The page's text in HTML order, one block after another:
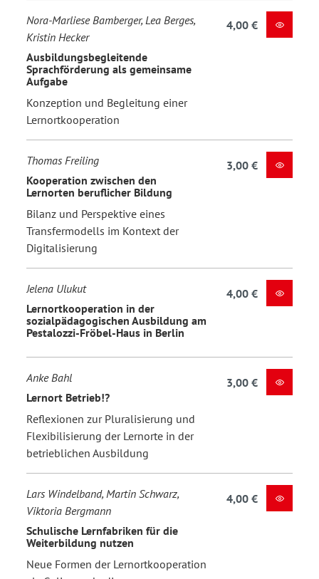
Nora-Marliese Bamberger, Lea Berges,
Kristin Hecker
Ausbildungsbegleitende
Sprachförderung als gemeinsame
Aufgabe
Konzeption und Begleitung einer
Lernortkooperation
4,00 €
Thomas Freiling
Kooperation zwischen den
Lernorten beruflicher Bildung
Bilanz und Perspektive eines
Transfermodells im Kontext der
Digitalisierung
3,00 €
Jelena Ulukut
Lernortkooperation in der
sozialpädagogischen Ausbildung am
Pestalozzi-Fröbel-Haus in Berlin
4,00 €
Anke Bahl
Lernort Betrieb!?
Reflexionen zur Pluralisierung und
Flexibilisierung der Lernorte in der
betrieblichen Ausbildung
3,00 €
Lars Windelband, Martin Schwarz,
Viktoria Bergmann
Schulische Lernfabriken für die
Weiterbildung nutzen
Neue Formen der Lernortkooperation
4,00 €